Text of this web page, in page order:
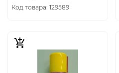
Код товара: 129589